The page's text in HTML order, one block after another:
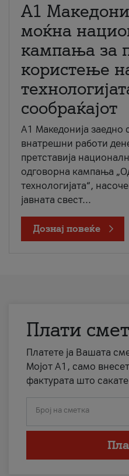
A1
моќна
кампања за
користење
сообраќајот
A1 Македонија заедно
внатрешни работи
претставија
одговорна кампања
технологијата“,
јавната свест...
Дознај повеќе
Плати
Платете ја Вашата
Мојот А1, само
фактурата што сакате
Број на сметка